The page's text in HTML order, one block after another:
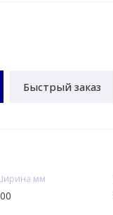
Быстрый заказ
мм